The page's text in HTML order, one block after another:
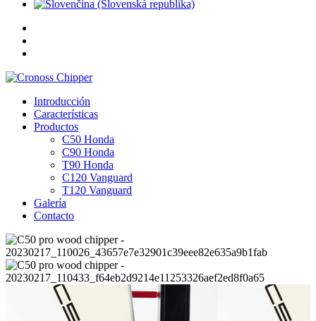
Introducción
Características
Productos
C50 Honda
C90 Honda
T90 Honda
C120 Vanguard
T120 Vanguard
Galería
Contacto